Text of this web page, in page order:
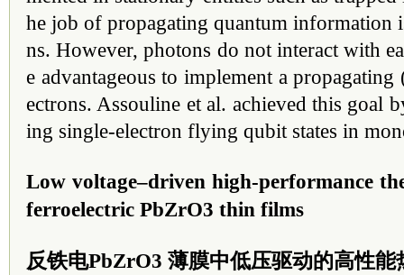
he job of propagating quantum information
ns. However, photons do not interact with
e advantageous to implement a
ectrons. Assouline et al. achieved this goal
ing single-electron flying qubit states in
Low voltage–driven high-performance
ferroelectric PbZrO3 thin films
反铁电PbZrO3 薄膜中低压驱动的高性能